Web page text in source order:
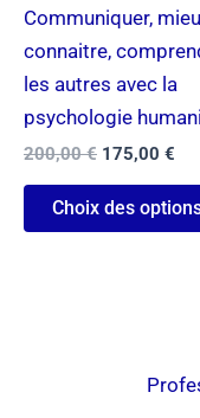
Communiquer,
connaitre,
les autres avec la
psychologie
200,00€ 175,00 €
Choix des